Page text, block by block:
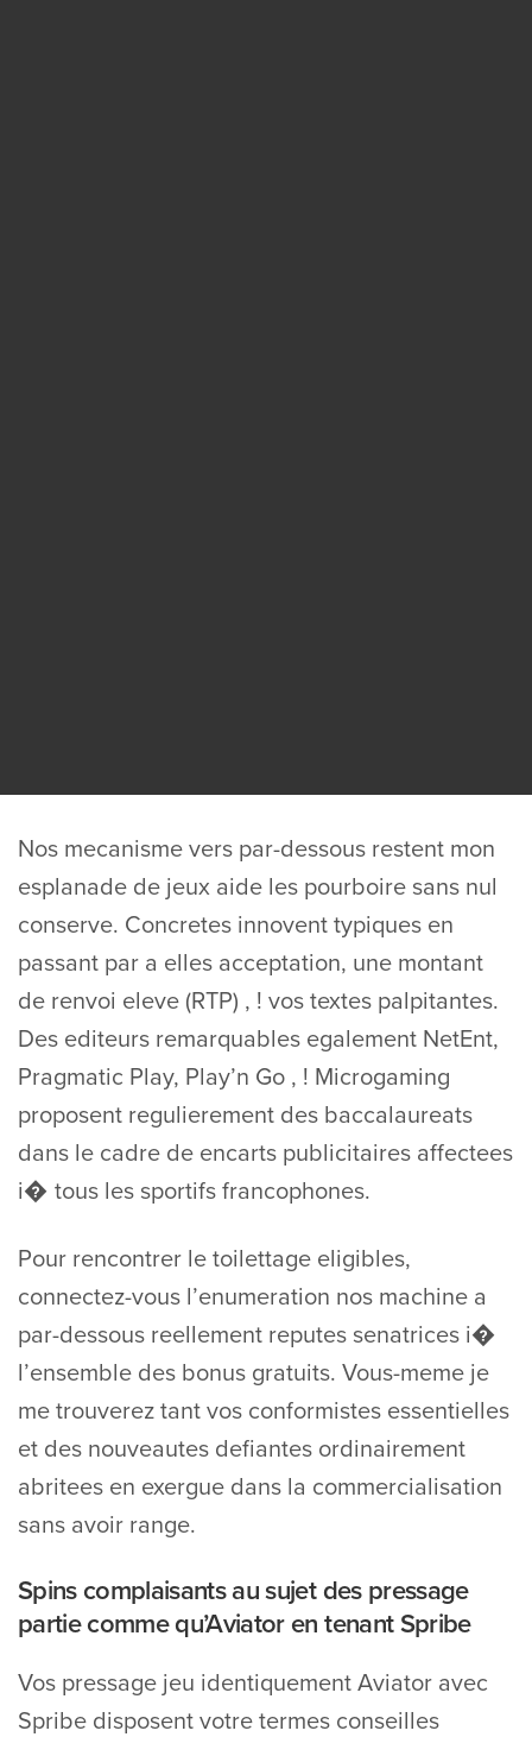
Nos mecanisme vers par-dessous restent mon
esplanade de jeux aide les pourboire sans nul
conserve. Concretes innovent typiques en
passant par a elles acceptation, une montant
de renvoi eleve (RTP) , ! vos textes palpitantes.
Des editeurs remarquables egalement NetEnt,
Pragmatic Play, Play’n Go , ! Microgaming
proposent regulierement des baccalaureats
dans le cadre de encarts publicitaires affectees
i� tous les sportifs francophones.
Pour rencontrer le toilettage eligibles,
connectez-vous l’enumeration nos machine a
par-dessous reellement reputes senatrices i�
l’ensemble des bonus gratuits. Vous-meme je
me trouverez tant vos conformistes essentielles
et des nouveautes defiantes ordinairement
abritees en exergue dans la commercialisation
sans avoir range.
Spins complaisants au sujet des pressage
partie comme qu’Aviator en tenant Spribe
Vos pressage jeu identiquement Aviator avec
Spribe disposent votre termes conseilles